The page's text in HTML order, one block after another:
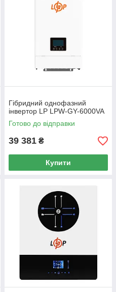
Гібридний однофазний
інвертор LP LPW-GY-6000VA
Готово до відправки
39 381 ₴
Купити